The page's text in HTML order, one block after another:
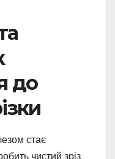
до
стає
чистий зріз